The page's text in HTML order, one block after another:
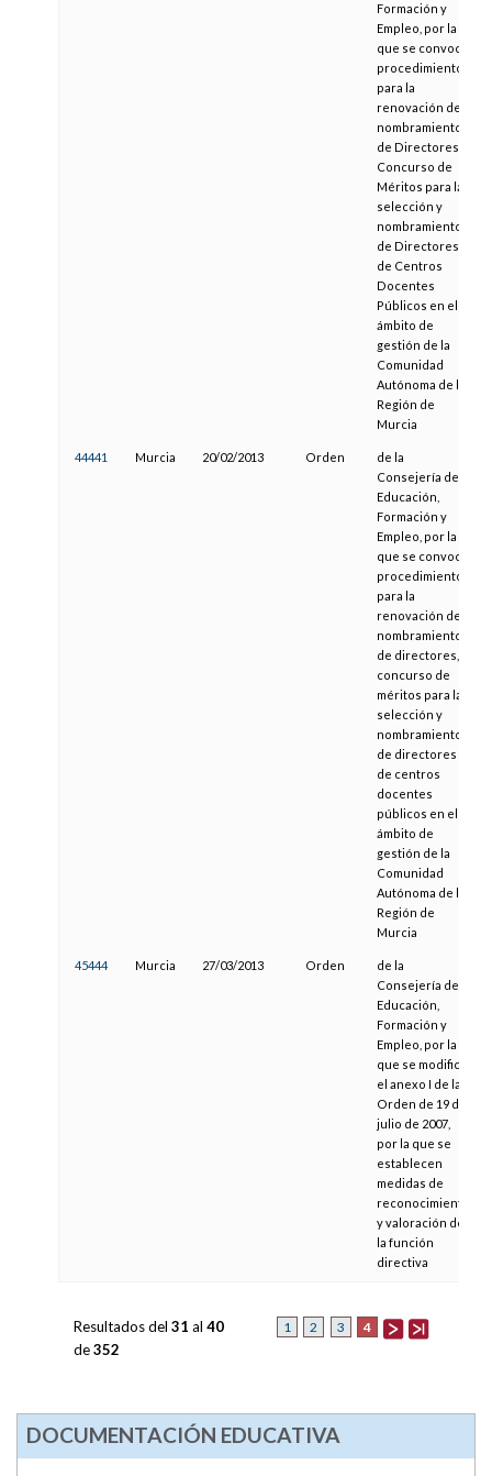
Formación y
Empleo, por la
que se convoca
procedimiento
para la
renovación del
nombramiento
de Directores, y
Concurso de
Méritos para la
selección y
nombramiento
de Directores
de Centros
Docentes
Públicos en el
ámbito de
gestión de la
Comunidad
Autónoma de la
Región de
Murcia
44441 Murcia 20/02/2013 Orden
de la
Consejería de
Educación,
Formación y
Empleo, por la
que se convoca
procedimiento
para la
renovación del
nombramiento
de directores, y
concurso de
méritos para la
selección y
nombramiento
de directores
de centros
docentes
públicos en el
ámbito de
gestión de la
Comunidad
Autónoma de la
Región de
Murcia
45444 Murcia 27/03/2013 Orden
de la
Consejería de
Educación,
Formación y
Empleo, por la
que se modifica
el anexo I de la
Orden de 19 de
julio de 2007,
por la que se
establecen
medidas de
reconocimiento
y valoración de
la función
directiva
1 2 3 4
Resultados del 31 al 40
de352
DOCUMENTACIÓN EDUCATIVA